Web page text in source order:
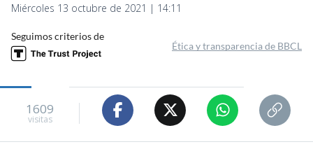
Miércoles 13 octubre de 2021 | 14:11
Seguimos criterios de
Ética y transparencia de BBCL
1609
visitas